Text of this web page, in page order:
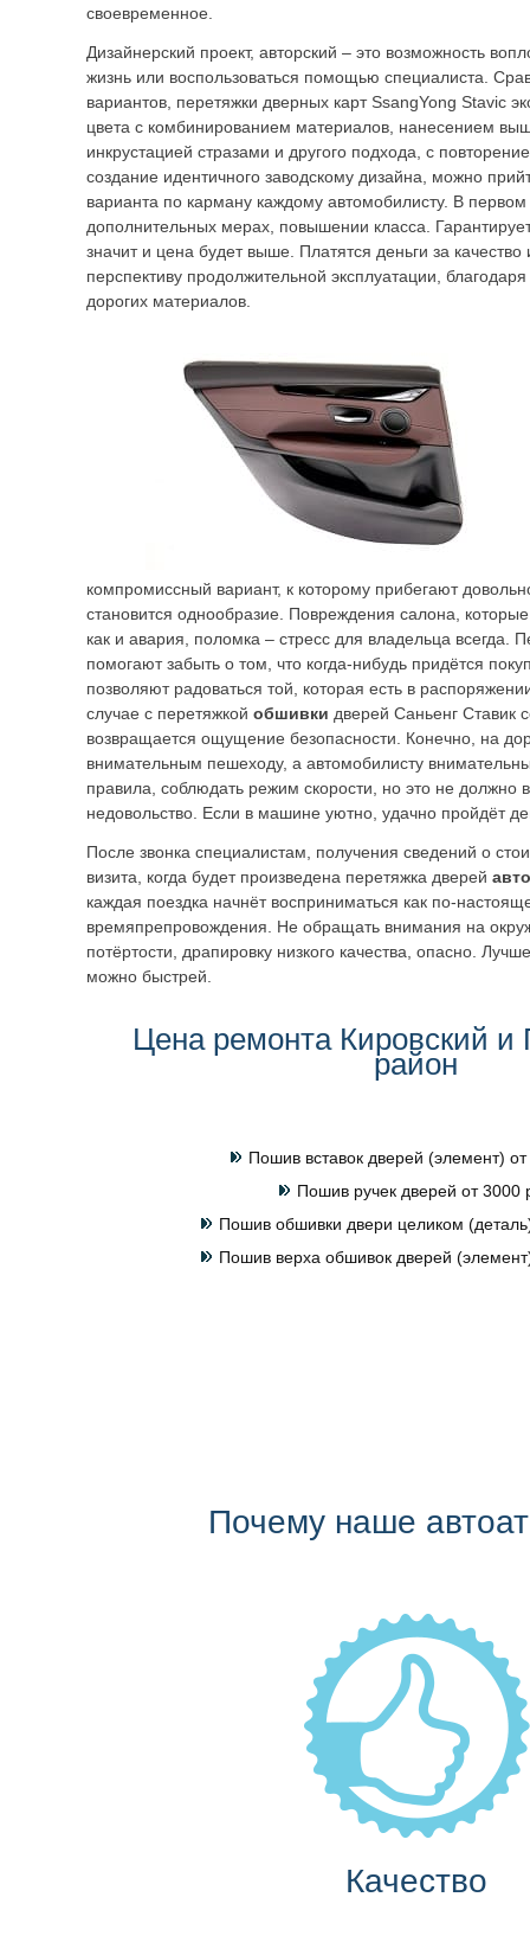
своевременное.
Дизайнерский проект, авторский – это возможность
жизнь или воспользоваться помощью специалиста.
вариантов, перетяжки дверных карт SsangYong Stavic
цвета с комбинированием материалов, нанесением
инкрустацией стразами и другого подхода, с
создание идентичного заводскому дизайна, можно
варианта по карману каждому автомобилисту. В первом
дополнительных мерах, повышении класса.
значит и цена будет выше. Платятся деньги за
перспективу продолжительной эксплуатации,
дорогих материалов.
компромиссный вариант, к которому прибегают
становится однообразие. Повреждения салона,
как и авария, поломка – стресс для владельца всегда.
помогают забыть о том, что когда-нибудь придётся
позволяют радоваться той, которая есть в
случае с перетяжкой обшивки дверей Саньенг Ставик
возвращается ощущение безопасности. Конечно, на
внимательным пешеходу, а автомобилисту
правила, соблюдать режим скорости, но это не должно
недовольство. Если в машине уютно, удачно пройдёт
После звонка специалистам, получения сведений о
визита, когда будет произведена перетяжка дверей
каждая поездка начнёт восприниматься как по-
времяпрепровождения. Не обращать внимания на
потёртости, драпировку низкого качества, опасно.
можно быстрей.
Цена ремонта Кировский и
район
Пошив вставок дверей (элемент)
Пошив ручек дверей от 3000
Пошив обшивки двери целиком
Пошив верха обшивок дверей
Почему наше
Качество